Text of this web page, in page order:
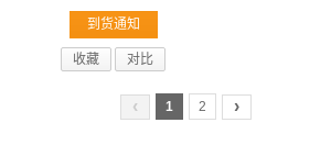
到货通知
收藏 对比
‹ 1 2 ›